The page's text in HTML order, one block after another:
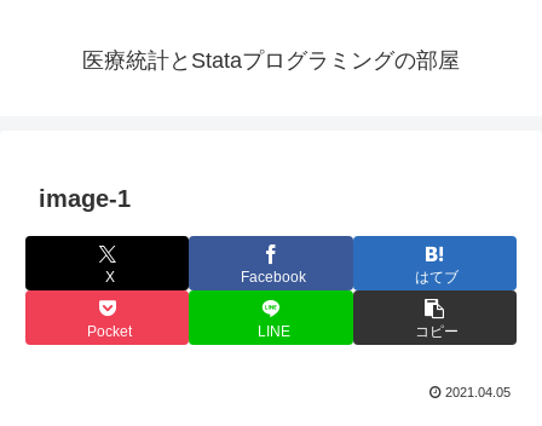
医療統計とStataプログラミングの部屋
image-1
X Facebook はてブ
Pocket LINE コピー
2021.04.05